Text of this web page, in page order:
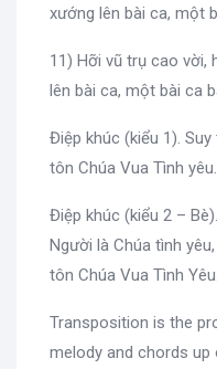
xướng lên bài ca, một
11) Hỡi vũ trụ cao vời,
lên bài ca, một bài ca
Điệp khúc (kiểu 1).
tôn Chúa Vua Tình yêu.
Điệp khúc (kiểu 2 –
Người là Chúa tình
tôn Chúa Vua Tình
Transposition is the
melody and chords